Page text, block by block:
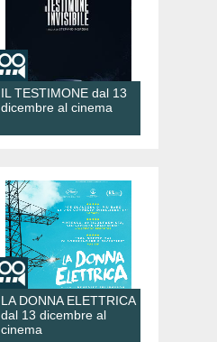
IL TESTIMONE dal 13
dicembre al cinema
LA DONNA ELETTRICA
dal 13 dicembre al
cinema